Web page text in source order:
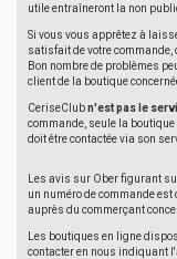
utile entraîneront la non
Si vous vous apprêtez à
satisfait de votre commande,
Bon nombre de problèmes
client de la boutique
CeriseClubn'est pas le
commande, seule la
doit être contactée via son
Les avis sur Ober figurant
un numéro de commande
auprès du commerçant
Les boutiques en ligne
contacter en nous indiquant